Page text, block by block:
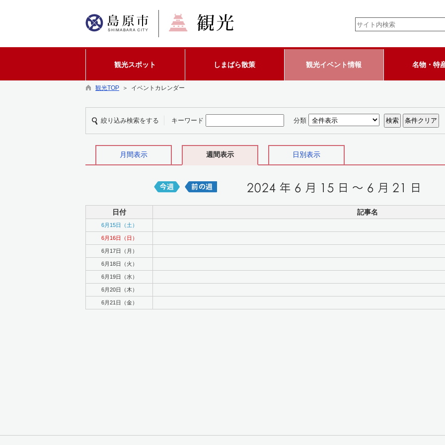
観光スポット しまばら散策 観光イベント情報 名物・特
観光TOP ＞ イベントカレンダー
絞り込み検索をする キーワード 分類
月間表示 週間表示 日別表示
日付 記事名
6月15日（土）
6月16日（日）
6月17日（月）
6月18日（火）
6月19日（水）
6月20日（木）
6月21日（金）